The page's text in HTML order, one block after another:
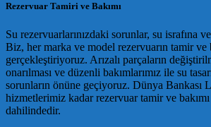
Rezervuar Tamiri ve Bakımı
Su rezervuarlarınızdaki sorunlar, su israfına
Biz, her marka ve model rezervuarın tamir ve
gerçekleştiriyoruz. Arızalı parçaların
onarılması ve düzenli bakımlarımız ile su
sorunların önüne geçiyoruz. Dünya Bankası
hizmetlerimiz kadar rezervuar tamir ve bakımı
dahilindedir.